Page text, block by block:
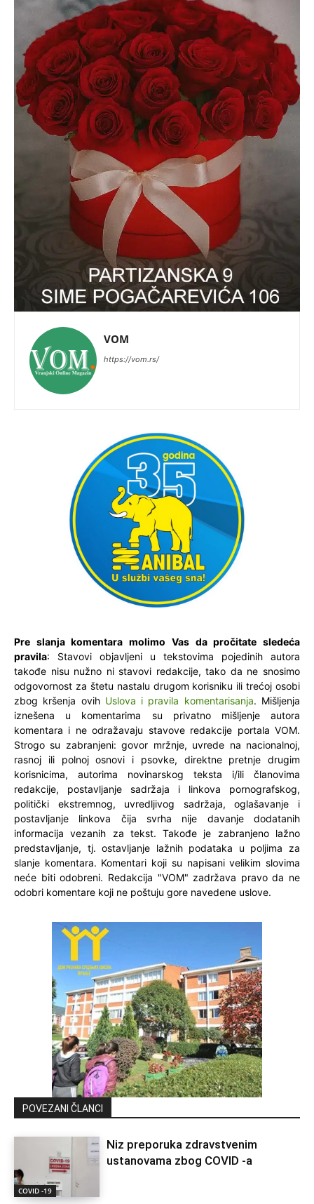
VOM
https://vom.rs/
Pre slanja komentara molimo Vas da pročitate sledeća
pravila: Stavovi objavljeni u tekstovima pojedinih autora
takođe nisu nužno ni stavovi redakcije, tako da ne snosimo
odgovornost za štetu nastalu drugom korisniku ili trećoj osobi
zbog kršenja ovih Uslova i pravila komentarisanja. Mišljenja
iznešena u komentarima su privatno mišljenje autora
komentara i ne odražavaju stavove redakcije portala VOM.
Strogo su zabranjeni: govor mržnje, uvrede na nacionalnoj,
rasnoj ili polnoj osnovi i psovke, direktne pretnje drugim
korisnicima, autorima novinarskog teksta i/ili članovima
redakcije, postavljanje sadržaja i linkova pornografskog,
politički ekstremnog, uvredljivog sadržaja, oglašavanje i
postavljanje linkova čija svrha nije davanje dodatanih
informacija vezanih za tekst. Takođe je zabranjeno lažno
predstavljanje, tj. ostavljanje lažnih podataka u poljima za
slanje komentara. Komentari koji su napisani velikim slovima
neće biti odobreni. Redakcija "VOM" zadržava pravo da ne
odobri komentare koji ne poštuju gore navedene uslove.
POVEZANI ČLANCI
COVID -19
Niz preporuka zdravstvenim
ustanovama zbog COVID -a